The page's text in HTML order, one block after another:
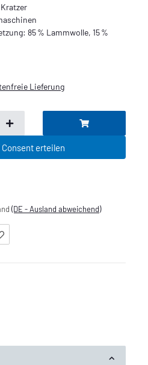
85 % Lammwolle, 15 %
Lieferung
Consent erteilen
(DE - Ausland abweichend)